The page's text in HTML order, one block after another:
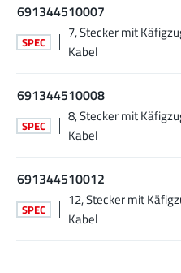
691344510007
SPEC
7, Stecker mit
Kabel
691344510008
SPEC
8, Stecker mit
Kabel
691344510012
SPEC
12, Stecker mit
Kabel